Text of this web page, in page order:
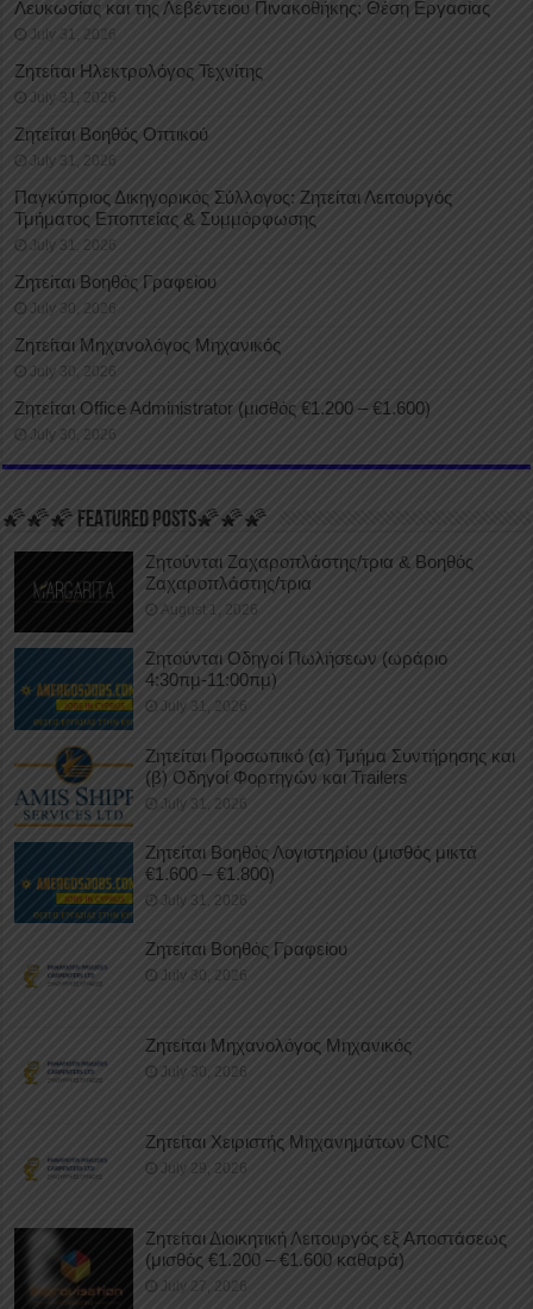
Λευκωσίας και της Λεβέντειου Πινακοθήκης: Θέση Εργασίας
July 31, 2026
Ζητείται Ηλεκτρολόγος Τεχνίτης
July 31, 2026
Ζητείται Βοηθός Οπτικού
July 31, 2026
Παγκύπριος Δικηγορικός Σύλλογος: Ζητείται Λειτουργός
Τμήματος Εποπτείας & Συμμόρφωσης
July 31, 2026
Ζητείται Βοηθός Γραφείου
July 30, 2026
Ζητείται Μηχανολόγος Μηχανικός
July 30, 2026
Ζητείται Office Administrator (μισθός €1.200 – €1.600)
July 30, 2026
🌠🌠🌠 FEATURED POSTS🌠🌠🌠
Ζητούνται Ζαχαροπλάστης/τρια & Βοηθός
Ζαχαροπλάστης/τρια
August 1, 2026
Ζητούνται Οδηγοί Πωλήσεων (ωράριο
4:30πμ-11:00πμ)
July 31, 2026
Ζητείται Προσωπικό (α) Τμήμα Συντήρησης και
(β) Οδηγοί Φορτηγών και Trailers
July 31, 2026
Ζητείται Βοηθός Λογιστηρίου (μισθός μικτά
€1.600 – €1.800)
July 31, 2026
Ζητείται Βοηθός Γραφείου
July 30, 2026
Ζητείται Μηχανολόγος Μηχανικός
July 30, 2026
Ζητείται Χειριστής Μηχανημάτων CNC
July 29, 2026
Ζητείται Διοικητική Λειτουργός εξ Αποστάσεως
(μισθός €1.200 – €1.600 καθαρά)
July 27, 2026